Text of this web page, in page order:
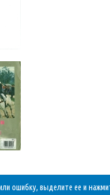
ошибку, выделите ее и